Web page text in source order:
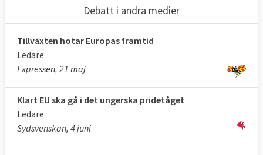
ledamoten i kommissionen är Jessika
Roswall (M) med ansvar för miljö,
vattenresiliens och en konkurrenskraftig
cirkulär ekonomi.
Kommissionens tjänstemän finns på olika
avdelningar som kallas generaldirektorat.
Generaldirektoraten utformar nya förslag
till EU-lagstiftningen, men förslagen blir inte
Debatt i andra medier
Tillväxten hotar Europas framtid
Ledare
Expressen, 21 maj
Klart EU ska gå i det ungerska pridetåget
Ledare
Sydsvenskan, 4 juni